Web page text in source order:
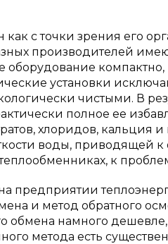
как с точки зрения его
производителей
установки
чистыми. В
полное ее
хлоридов, кальция
воды, приводящей
к
предприятии
и метод обратного
обмена намного
метода есть